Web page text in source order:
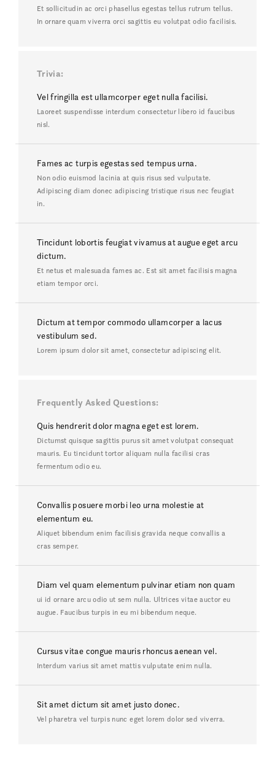
Et sollicitudin ac orci phasellus egestas tellus rutrum tellus.
In ornare quam viverra orci sagittis eu volutpat odio facilisis.
Trivia
Vel fringilla est ullamcorper eget nulla facilisi.
Laoreet suspendisse interdum consectetur libero id faucibus
nisl.
Fames ac turpis egestas sed tempus urna.
Non odio euismod lacinia at quis risus sed vulputate.
Adipiscing diam donec adipiscing tristique risus nec feugiat
in.
Tincidunt lobortis feugiat vivamus at augue eget arcu
dictum.
Et netus et malesuada fames ac. Est sit amet facilisis magna
etiam tempor orci.
Dictum at tempor commodo ullamcorper a lacus
vestibulum sed.
Lorem ipsum dolor sit amet, consectetur adipiscing elit.
Frequently Asked Questions
Quis hendrerit dolor magna eget est lorem.
Dictumst quisque sagittis purus sit amet volutpat consequat
mauris. Eu tincidunt tortor aliquam nulla facilisi cras
fermentum odio eu.
Convallis posuere morbi leo urna molestie at
elementum eu.
Aliquet bibendum enim facilisis gravida neque convallis a
cras semper.
Diam vel quam elementum pulvinar etiam non quam
ui id ornare arcu odio ut sem nulla. Ultrices vitae auctor eu
augue. Faucibus turpis in eu mi bibendum neque.
Cursus vitae congue mauris rhoncus aenean vel.
Interdum varius sit amet mattis vulputate enim nulla.
Sit amet dictum sit amet justo donec.
Vel pharetra vel turpis nunc eget lorem dolor sed viverra.